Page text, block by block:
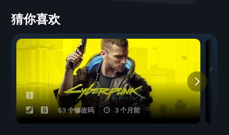
猜你喜欢
53 个修改码 3 个月前